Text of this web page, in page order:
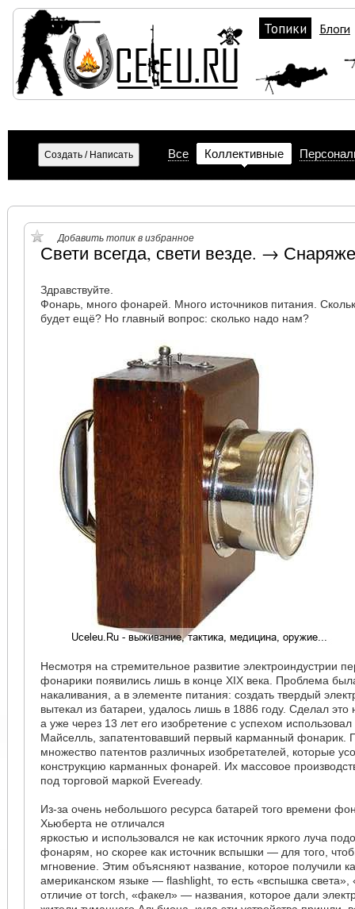
Топики Блоги
Все Коллективные
Добавить топик в избранное
Свети всегда, свети везде. →
Здравствуйте.
Фонарь, много фонарей. Много источников питания.
будет ещё? Но главный вопрос: сколько надо нам?
Несмотря на стремительное развитие электроиндустрии
фонарики появились лишь в конце XIX века. Проблема
накаливания, а в элементе питания: создать твердый
вытекал из батареи, удалось лишь в 1886 году. Сделал
а уже через 13 лет его изобретение с успехом
Майселль, запатентовавший первый карманный фонарик.
множество патентов различных изобретателей, которые
конструкцию карманных фонарей. Их массовое
под торговой маркой Eveready.
Из-за очень небольшого ресурса батарей того времени
Хьюберта не отличался
яркостью и использовался не как источник яркого луча
фонарям, но скорее как источник вспышки — для того,
мгновение. Этим объясняют название, которое получили
американском языке — flashlight, то есть «вспышка
отличие от torch, «факел» — названия, которое дали